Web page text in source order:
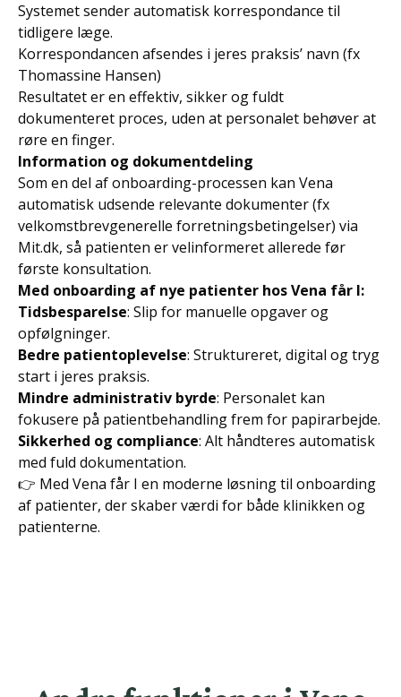
Systemet sender automatisk korrespondance til
tidligere læge.
Korrespondancen afsendes i jeres praksis’ navn (fx
Thomassine Hansen)
Resultatet er en effektiv, sikker og fuldt
dokumenteret proces, uden at personalet behøver at
røre en finger.
Information og dokumentdeling
Som en del af onboarding-processen kan Vena
automatisk udsende relevante dokumenter (fx
velkomstbrevgenerelle forretningsbetingelser) via
Mit.dk, så patienten er velinformeret allerede før
første konsultation.
Med onboarding af nye patienter hos Vena får I:
Tidsbesparelse: Slip for manuelle opgaver og
opfølgninger.
Bedre patientoplevelse: Struktureret, digital og tryg
start i jeres praksis.
Mindre administrativ byrde: Personalet kan
fokusere på patientbehandling frem for papirarbejde.
Sikkerhed og compliance: Alt håndteres automatisk
med fuld dokumentation.
👉 Med Vena får I en moderne løsning til onboarding
af patienter, der skaber værdi for både klinikken og
patienterne.